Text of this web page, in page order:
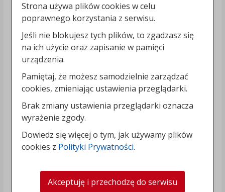
Strona używa plików cookies w celu
poprawnego korzystania z serwisu.
Jeśli nie blokujesz tych plików, to zgadzasz się
na ich użycie oraz zapisanie w pamięci
urządzenia.
Pamiętaj, że możesz samodzielnie zarządzać
cookies, zmieniając ustawienia przeglądarki.
Brak zmiany ustawienia przeglądarki oznacza
wyrażenie zgody.
Dowiedz się więcej o tym, jak używamy plików
cookies z Polityki Prywatności.
Akceptuję i przechodzę do serwisu